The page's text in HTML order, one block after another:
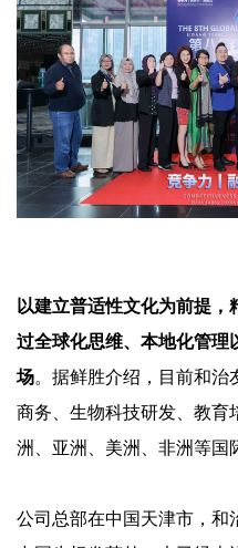
以建立普适性文化为前提
过全球化思维、本地化管理
场。据鲜胜介绍，目前和治
商务、生物科技研发、教育
洲、亚洲、美洲、非洲等国
公司总部在中国天津市，和